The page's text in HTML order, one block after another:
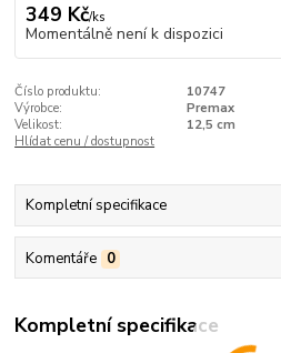
349 Kč/ks
Momentálně není k dispozici
Číslo produktu:
10747
Výrobce:
Premax
Velikost:
12,5 cm
Hlídat cenu / dostupnost
Kompletní specifikace
Komentáře 0
Kompletní specifikace